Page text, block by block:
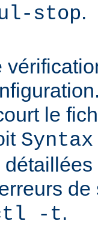
stop.
le
Syntax
-t.